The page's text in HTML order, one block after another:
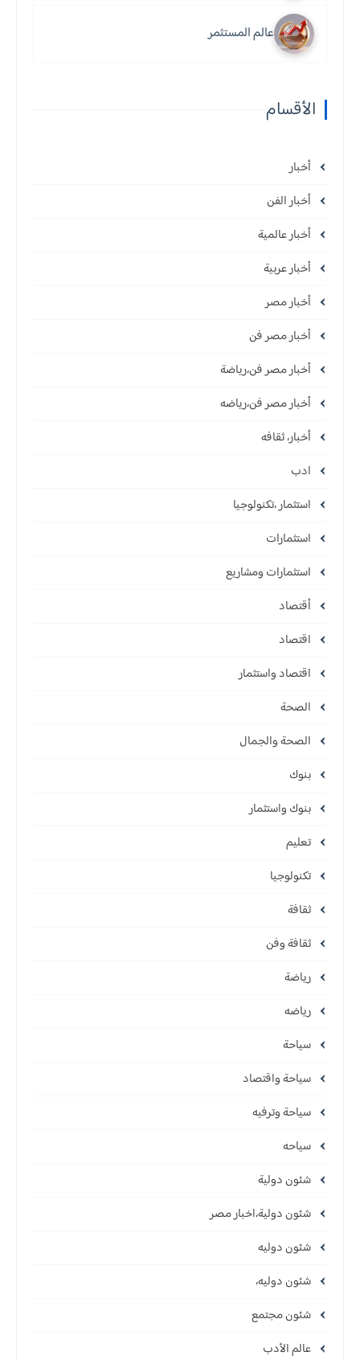
عالم المستثمر
الأقسام
أخبار
أخبار الفن
أخبار عالمية
أخبار عربية
أخبار مصر
أخبار مصر فن
أخبار مصر فن،رياضة
أخبار مصر فن،رياضه
أخبار، ثقافه
ادب
استثمار ،تكنولوجيا
استثمارات
استثمارات ومشاريع
أقتصاد
اقتصاد
اقتصاد واستثمار
الصحة
الصحة والجمال
بنوك
بنوك واستثمار
تعليم
تكنولوجيا
ثقافة
ثقافة وفن
رياضة
رياضه
سياحة
سياحة واقتصاد
سياحة وترفيه
سياحه
شئون دولية
شئون دولية،اخبار مصر
شئون دوليه
شئون دوليه،
شئون مجتمع
عالم الأدب